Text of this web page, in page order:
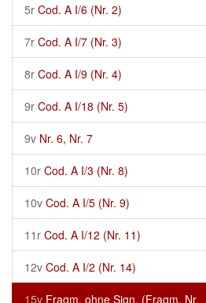
5r Cod. A I/6 (Nr. 2)
7r Cod. A I/7 (Nr. 3)
8r Cod. A I/9 (Nr. 4)
9r Cod. A I/18 (Nr. 5)
9v Nr. 6, Nr. 7
10r Cod. A I/3 (Nr. 8)
10v Cod. A I/5 (Nr. 9)
11r Cod. A I/12 (Nr. 11)
12v Cod. A I/2 (Nr. 14)
15v Fragm. ohne Sign. (Fragm. Nr.